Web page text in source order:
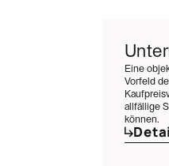
Eine
Vorfeld
allfällige
können.